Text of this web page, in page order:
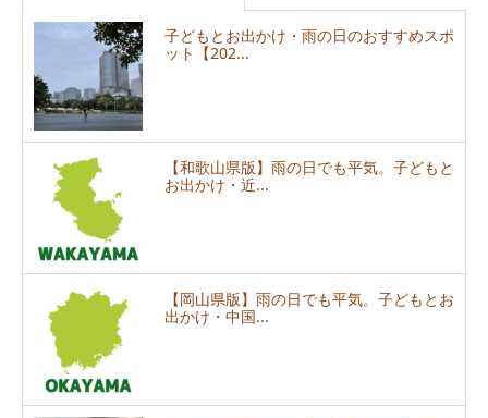
子どもとお出かけ・雨の日のおすすめスポ
ット【202...
【和歌山県版】雨の日でも平気。子どもと
お出かけ・近...
【岡山県版】雨の日でも平気。子どもとお
出かけ・中国...